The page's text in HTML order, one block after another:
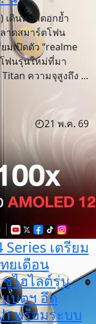
เดินหน้าตอกย้ำ
าดสมาร์ตโฟน
มเปิดตัว “realme
โฟนรุ่นใหม่ที่มา
ความจุสูงถึง ...
21 พ.ค. 69
Series เตรียม
ยเดือน
ไฮไลต์รุ่น
บตฯ อึด
พร้อมระบบ